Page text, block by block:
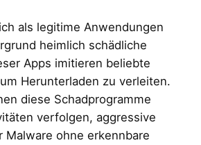
als legitime Anwendungen
heimlich schädliche
Apps imitieren beliebte
Herunterladen zu verleiten.
diese Schadprogramme
verfolgen, aggressive
Malware ohne erkennbare